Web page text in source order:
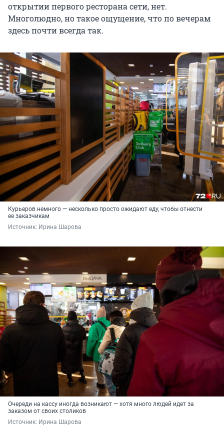
открытии первого ресторана сети, нет.
Многолюдно, но такое ощущение, что по вечерам
здесь почти всегда так.
Курьеров немного — несколько просто ожидают еду, чтобы отнести
ее заказчикам
Источник: Ирина Шарова
Очереди на кассу иногда возникают — хотя много людей идет за
заказом от своих столиков
Источник: Ирина Шарова